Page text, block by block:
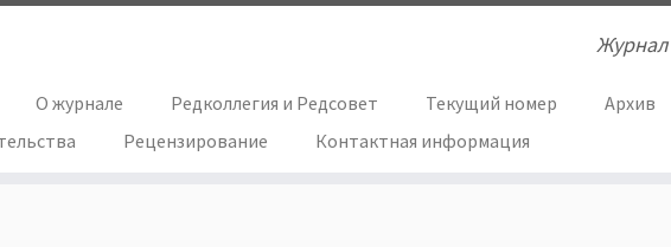
О журнале Редколлегия и Редсовет Текущий номер Архив
Рецензирование Контактная информация